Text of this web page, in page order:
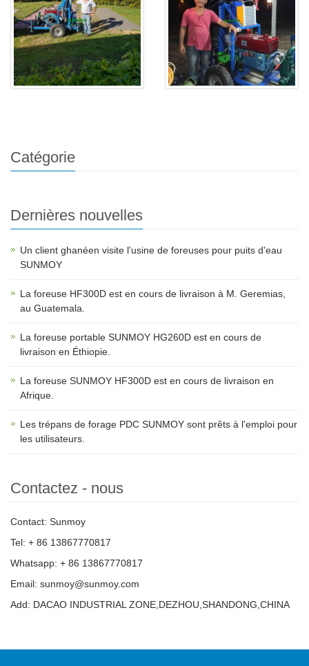
Catégorie
Dernières nouvelles
Un client ghanéen visite l'usine de foreuses pour puits d'eau
SUNMOY
La foreuse HF300D est en cours de livraison à M. Geremias,
au Guatemala.
La foreuse portable SUNMOY HG260D est en cours de
livraison en Éthiopie.
La foreuse SUNMOY HF300D est en cours de livraison en
Afrique.
Les trépans de forage PDC SUNMOY sont prêts à l'emploi pour
les utilisateurs.
Contactez - nous
Contact: Sunmoy
Tel: + 86 13867770817
Whatsapp: + 86 13867770817
Email: sunmoy@sunmoy.com
Add: DACAO INDUSTRIAL ZONE,DEZHOU,SHANDONG,CHINA